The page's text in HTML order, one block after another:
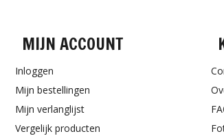
MIJN ACCOUNT
Inloggen
Mijn bestellingen
Mijn verlanglijst
Vergelijk producten